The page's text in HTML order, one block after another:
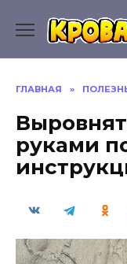
содержанию
ГЛАВНАЯ »
руками